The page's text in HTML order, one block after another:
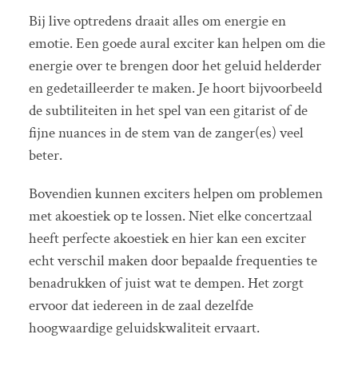
Bij live optredens draait alles om energie en
emotie. Een goede aural exciter kan helpen om die
energie over te brengen door het geluid helderder
en gedetailleerder te maken. Je hoort bijvoorbeeld
de subtiliteiten in het spel van een gitarist of de
fijne nuances in de stem van de zanger(es) veel
beter.
Bovendien kunnen exciters helpen om problemen
met akoestiek op te lossen. Niet elke concertzaal
heeft perfecte akoestiek en hier kan een exciter
echt verschil maken door bepaalde frequenties te
benadrukken of juist wat te dempen. Het zorgt
ervoor dat iedereen in de zaal dezelfde
hoogwaardige geluidskwaliteit ervaart.